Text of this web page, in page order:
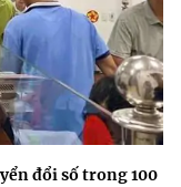
đổi số trong 100